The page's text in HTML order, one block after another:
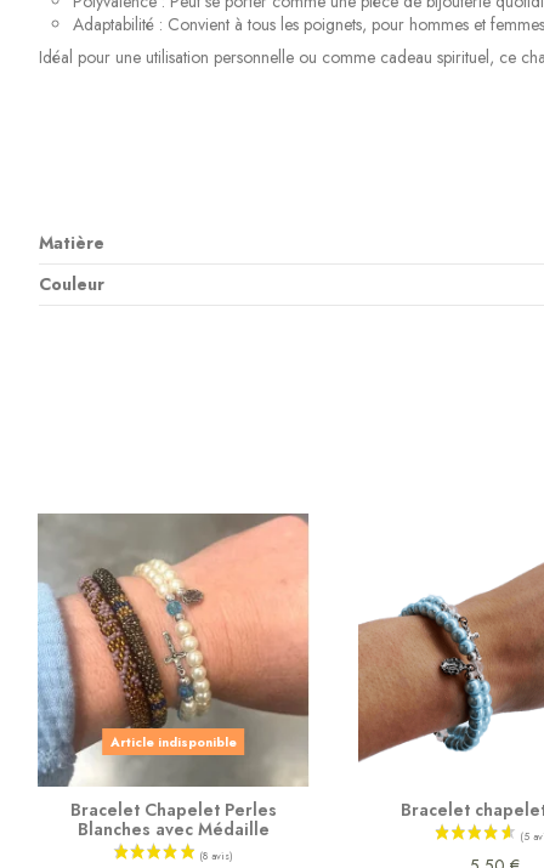
Adaptabilité : Convient à tous les poignets, pour hommes et
Idéal pour une utilisation personnelle ou comme cadeau spirituel, ce
Matière
Couleur
Article indisponible
Bracelet Chapelet Perles
Blanches avec Médaille
Bracelet